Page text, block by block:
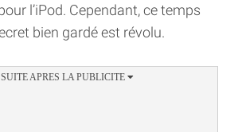
l’iPod. Cependant, ce temps
bien gardé est révolu.